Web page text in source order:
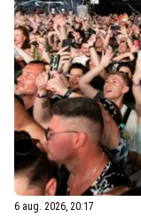
6 aug. 2026, 20:17